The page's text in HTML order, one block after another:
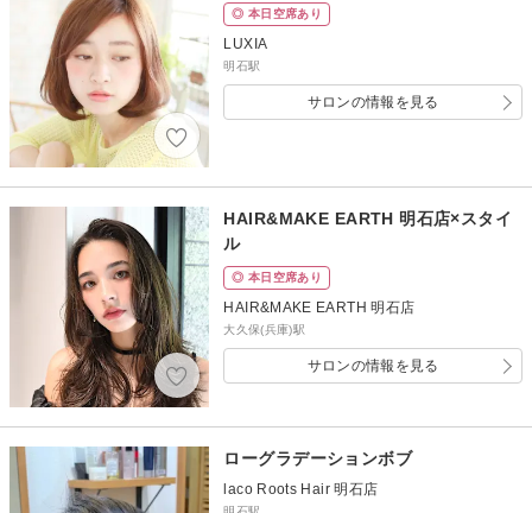
◎ 本日空席あり
LUXIA
明石駅
サロンの情報を見る
HAIR&MAKE EARTH 明石店×スタイ
ル
◎ 本日空席あり
HAIR&MAKE EARTH 明石店
大久保(兵庫)駅
サロンの情報を見る
ローグラデーションボブ
laco Roots Hair 明石店